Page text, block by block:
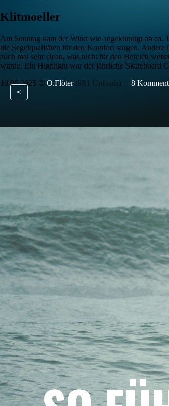
Klitmoeller
Am Sonntag kam der Wind wie angekündigt ab ca.
die Segelqualitäten für den Komfort sorgen.
auch mal sehr clean, was nicht für den Bereich
wurde. Ein Highlight war der jährliche Skateboard
10.06.2025 © O.Flöter (981 Uploads) 8
<